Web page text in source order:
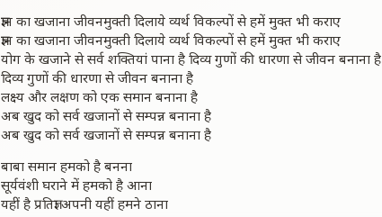
ज्ञान का खजाना जीवनमुक्ती दिलाये व्यर्थ विकल्पों से हमें मुक्त भी कराए
ज्ञान का खजाना जीवनमुक्ती दिलाये व्यर्थ विकल्पों से हमें मुक्त भी कराए
योग के खजाने से सर्व शक्तियां पाना है दिव्य गुणों की धारणा से जीवन बनाना है
दिव्य गुणों की धारणा से जीवन बनाना है
लक्ष्य और लक्षण को एक समान बनाना है
अब खुद को सर्व खजानों से सम्पन्न बनाना है
अब खुद को सर्व खजानों से सम्पन्न बनाना है
बाबा समान हमको है बनना
सूर्यवंशी घराने में हमको है आना
यहीं है प्रतिज्ञा अपनी यहीं हमने ठाना